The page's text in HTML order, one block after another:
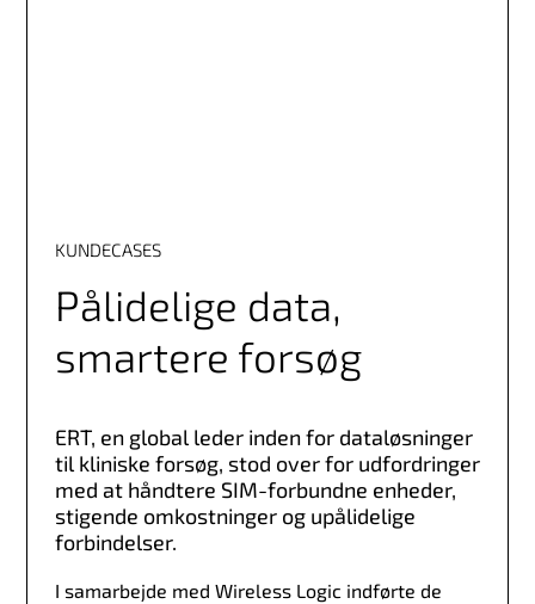
KUNDECASES
Pålidelige data,
smartere forsøg
ERT, en global leder inden for dataløsninger
til kliniske forsøg, stod over for udfordringer
med at håndtere SIM-forbundne enheder,
stigende omkostninger og upålidelige
forbindelser.
I samarbejde med Wireless Logic indførte de